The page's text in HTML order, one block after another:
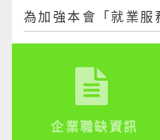
企業職缺資訊